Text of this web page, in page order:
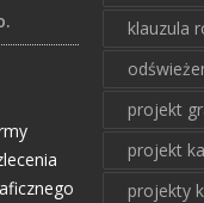
klauzula
projekt
projekt
projekty